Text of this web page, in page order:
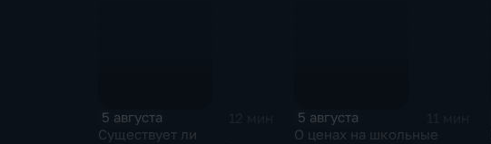
5 августа
Существует ли
5 августа
О ценах на школьные